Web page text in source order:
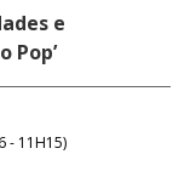
e
Pop’
- 11H15)